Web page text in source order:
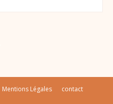
Mentions Légales contact